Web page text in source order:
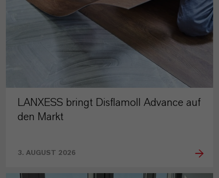
LANXESS bringt Disflamoll Advance auf
den Markt
3. AUGUST 2026